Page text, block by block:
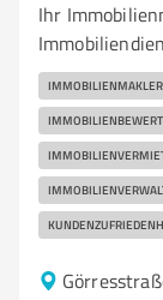
Ihr
IMMOBILIENMAKLER